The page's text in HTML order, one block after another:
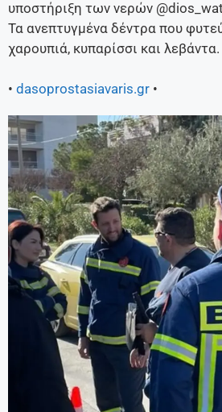
υποστήριξη των νερών
Τα ανεπτυγμένα δέντρα που
χαρουπιά, κυπαρίσσι και λεβάντα.
• dasoprostasiavaris.gr •